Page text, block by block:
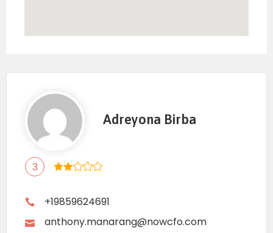
Adreyona Birba
3
+19859624691
anthony.manarang@nowcfo.com